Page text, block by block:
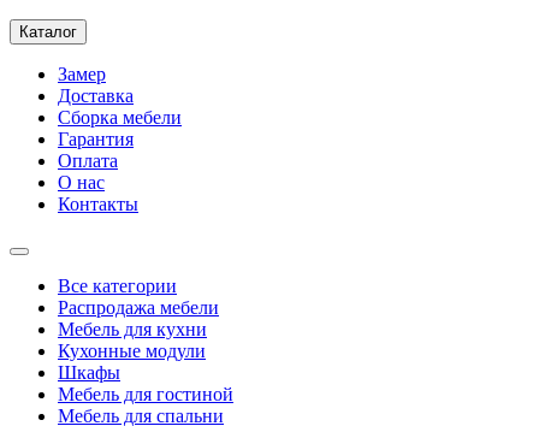
Каталог
Замер
Доставка
Сборка мебели
Гарантия
Оплата
О нас
Контакты
Все категории
Распродажа мебели
Мебель для кухни
Кухонные модули
Шкафы
Мебель для гостиной
Мебель для спальни